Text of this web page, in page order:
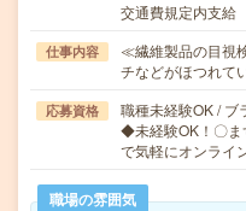
交通費規定内支給
仕事内容
≪繊維製品の目視
チなどがほつれて
応募資格
職種未経験OK / ブ
◆未経験OK！〇ま
で気軽にオンラ
職場の雰囲気